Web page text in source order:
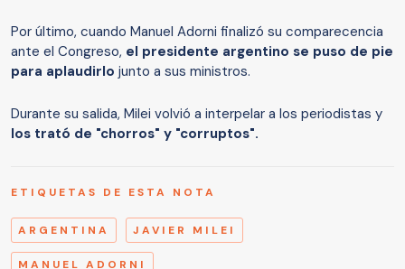
Por último, cuando Manuel Adorni finalizó su comparecencia
ante el Congreso, el presidente argentino se puso de pie
para aplaudirlo junto a sus ministros.
Durante su salida, Milei volvió a interpelar a los periodistas y
los trató de "chorros" y "corruptos".
ETIQUETAS DE ESTA NOTA
ARGENTINA JAVIER MILEI
MANUEL ADORNI